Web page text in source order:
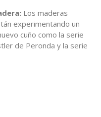
Los maderas
experimentando un
cuño como la serie
de Peronda y la serie